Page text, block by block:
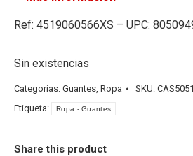
Ref: 4519060566XS – UPC:
Sin existencias
Categorías: Guantes, Ropa SKU:
Etiqueta:
Ropa - Guantes
Share this product